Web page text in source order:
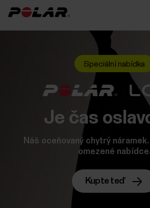
Speciální nabídka
Je čas
Náš oceňovaný chytrý náramek.
omezené nabídce.
Kupte teď